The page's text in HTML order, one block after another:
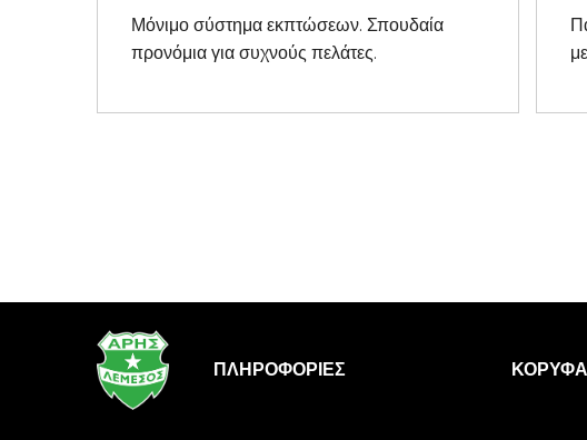
Μόνιμο σύστημα εκπτώσεων. Σπουδαία
προνόμια για συχνούς πελάτες.
ΠΛΗΡΟΦΟΡΊΕΣ